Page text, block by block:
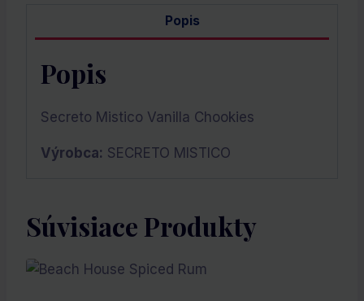
Popis
Popis
Secreto Mistico Vanilla Chookies
Výrobca: SECRETO MISTICO
Súvisiace Produkty